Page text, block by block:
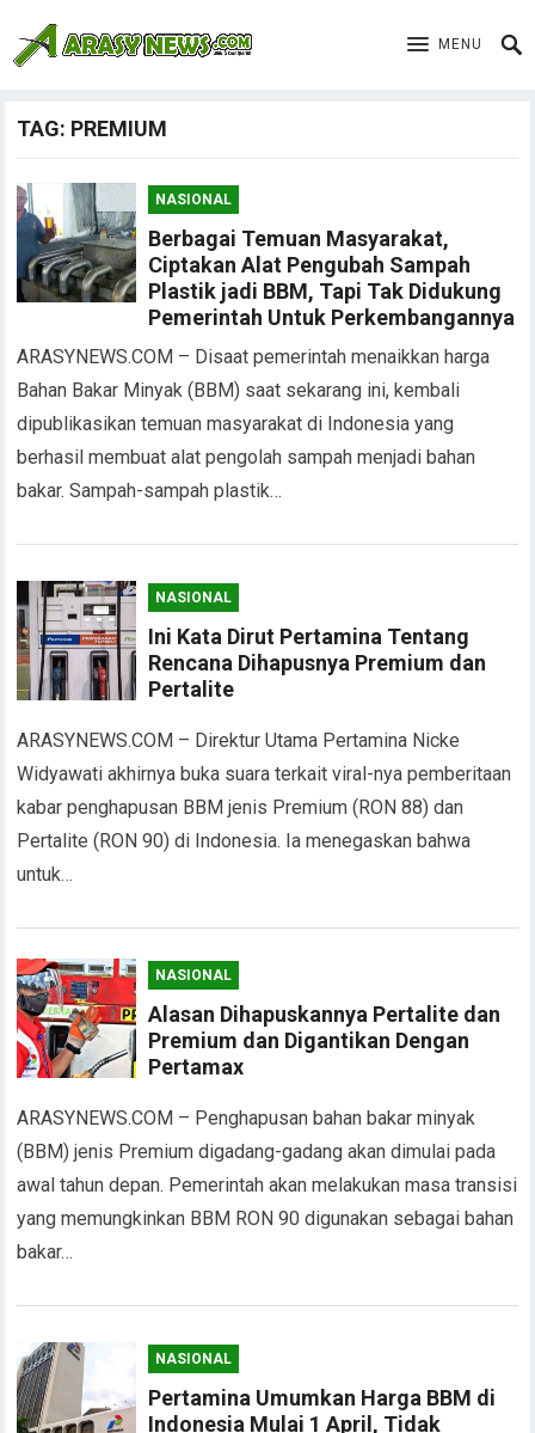
MENU
TAG: PREMIUM
NASIONAL
Berbagai Temuan Masyarakat,
Ciptakan Alat Pengubah Sampah
Plastik jadi BBM, Tapi Tak Didukung
Pemerintah Untuk Perkembangannya
ARASYNEWS.COM – Disaat pemerintah menaikkan harga
Bahan Bakar Minyak (BBM) saat sekarang ini, kembali
dipublikasikan temuan masyarakat di Indonesia yang
berhasil membuat alat pengolah sampah menjadi bahan
bakar. Sampah-sampah plastik…
NASIONAL
Ini Kata Dirut Pertamina Tentang
Rencana Dihapusnya Premium dan
Pertalite
ARASYNEWS.COM – Direktur Utama Pertamina Nicke
Widyawati akhirnya buka suara terkait viral-nya pemberitaan
kabar penghapusan BBM jenis Premium (RON 88) dan
Pertalite (RON 90) di Indonesia. Ia menegaskan bahwa
untuk…
NASIONAL
Alasan Dihapuskannya Pertalite dan
Premium dan Digantikan Dengan
Pertamax
ARASYNEWS.COM – Penghapusan bahan bakar minyak
(BBM) jenis Premium digadang-gadang akan dimulai pada
awal tahun depan. Pemerintah akan melakukan masa transisi
yang memungkinkan BBM RON 90 digunakan sebagai bahan
bakar…
NASIONAL
Pertamina Umumkan Harga BBM di
Indonesia Mulai 1 April, Tidak